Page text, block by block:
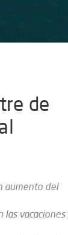
de
aumento del
vacaciones